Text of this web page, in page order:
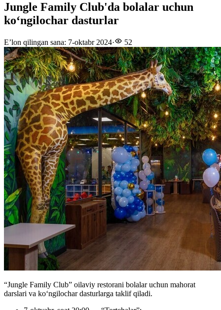
Jungle Family Club'da bolalar uchun
koʻngilochar dasturlar
E’lon qilingan sana: 7-oktabr 2024· 52
“Jungle Family Club” oilaviy restorani bolalar uchun mahorat
darslari va koʻngilochar dasturlarga taklif qiladi.